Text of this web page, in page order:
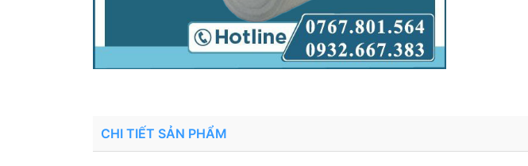
CHI TIẾT SẢN PHẨM